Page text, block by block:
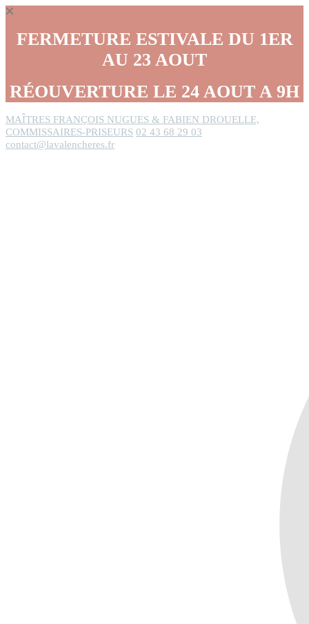
FERMETURE ESTIVALE DU 1ER
AU 23 AOUT
RÉOUVERTURE LE 24 AOUT A 9H
MAÎTRES FRANÇOIS NUGUES & FABIEN DROUELLE,
COMMISSAIRES-PRISEURS 02 43 68 29 03
contact@lavalencheres.fr
Panneau de gestion des cookies